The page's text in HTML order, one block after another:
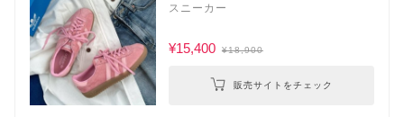
スニーカー
¥15,400 ¥18,900
販売サイトをチェック